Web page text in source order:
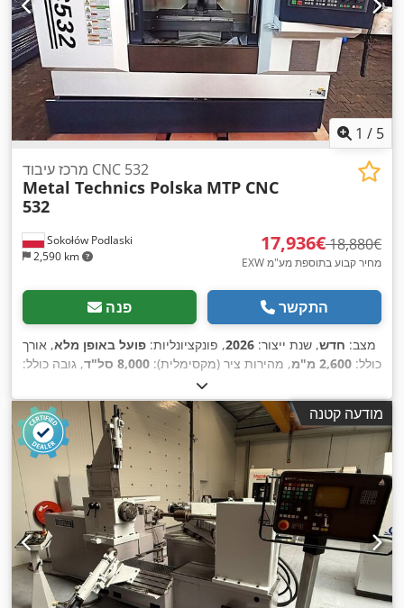
1 / 5
Sokołów Podlaski
2,590 km
מרכז עיבוד CNC 532
Metal Technics Polska MTP CNC
532
‏17,936 ‏€ ‏18,880 ‏€
EXW מחיר קבוע בתוספת מע"מ
פנה התקשר
מצב: חדש, שנת ייצור: 2026, פונקציונליות: פועל באופן מלא, אורך
כולל: 2,600 מ"מ , מהירות ציר (מקסימלית): 8,000 סל"ד
, גובה כולל:
הזנה ציר X:
500 מ"מ, אורך ההזנה ציר Y: 320 מ"מ, אורך ההזנה
ציר Z:
420 מ"מ , מתח כניסה: 400 V , סוג זרם כניסה: תלת פאזי
משך האחריות:, מרחק נסיעה בציר X: 500 מ"מ, מרחק
תנועה בציר Y:
, מרחק תנועה ציר Z: 420 מ"מ
, אורך
שולחן:800 מ"מ , רוחב שולחן: 260 מ"מ , ציוד: תיעוד / מדריך ,
מודעה קטנה